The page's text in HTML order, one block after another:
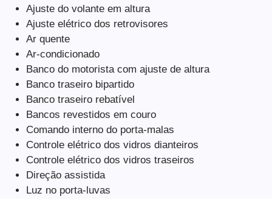
Ajuste do volante em altura
Ajuste elétrico dos retrovisores
Ar quente
Ar-condicionado
Banco do motorista com ajuste de altura
Banco traseiro bipartido
Banco traseiro rebatível
Bancos revestidos em couro
Comando interno do porta-malas
Controle elétrico dos vidros dianteiros
Controle elétrico dos vidros traseiros
Direção assistida
Luz no porta-luvas